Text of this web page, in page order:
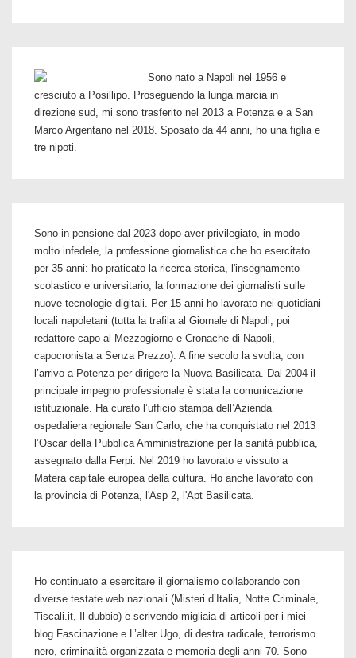
dei
Volsci
Sono nato a Napoli nel 1956 e
cresciuto a Posillipo. Proseguendo la lunga marcia in
direzione sud, mi sono trasferito nel 2013 a Potenza e a San
Marco Argentano nel 2018. Sposato da 44 anni, ho una figlia e
tre nipoti.
Sono in pensione dal 2023 dopo aver privilegiato, in modo
molto infedele, la professione giornalistica che ho esercitato
per 35 anni: ho praticato la ricerca storica, l'insegnamento
scolastico e universitario, la formazione dei giornalisti sulle
nuove tecnologie digitali. Per 15 anni ho lavorato nei quotidiani
locali napoletani (tutta la trafila al Giornale di Napoli, poi
redattore capo al Mezzogiorno e Cronache di Napoli,
capocronista a Senza Prezzo). A fine secolo la svolta, con
l’arrivo a Potenza per dirigere la Nuova Basilicata. Dal 2004 il
principale impegno professionale è stata la comunicazione
istituzionale. Ha curato l’ufficio stampa dell’Azienda
ospedaliera regionale San Carlo, che ha conquistato nel 2013
l’Oscar della Pubblica Amministrazione per la sanità pubblica,
assegnato dalla Ferpi. Nel 2019 ho lavorato e vissuto a
Matera capitale europea della cultura. Ho anche lavorato con
la provincia di Potenza, l'Asp 2, l'Apt Basilicata.
Ho continuato a esercitare il giornalismo collaborando con
diverse testate web nazionali (Misteri d’Italia, Notte Criminale,
Tiscali.it, Il dubbio) e scrivendo migliaia di articoli per i miei
blog Fascinazione e L’alter Ugo, di destra radicale, terrorismo
nero, criminalità organizzata e memoria degli anni 70. Sono